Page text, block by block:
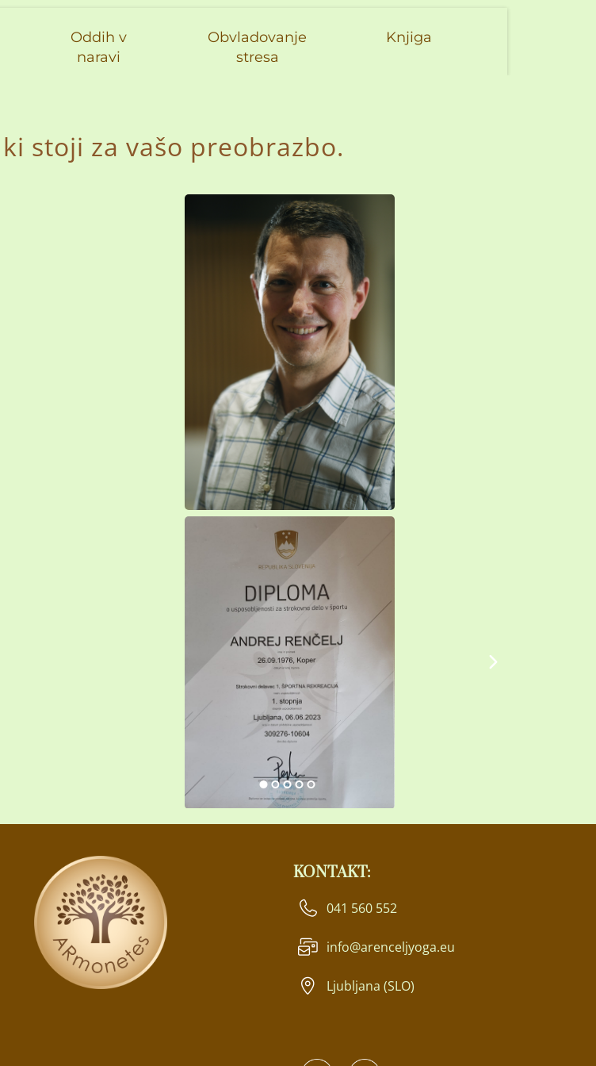
Oddih v
naravi
Obvladovanje
stresa
Knjiga
stoji za vašo preobrazbo.
KONTAKT:
041 560 552
info@arenceljyoga.eu
Ljubljana (SLO)